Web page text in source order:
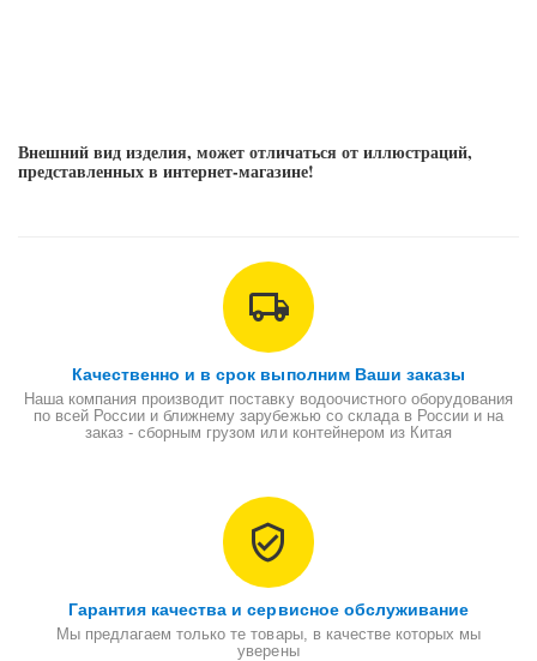
Внешний вид изделия, может отличаться от иллюстраций,
представленных в интернет-магазине!
Качественно и в срок выполним Ваши заказы
Наша компания производит поставку водоочистного оборудования
по всей России и ближнему зарубежью со склада в России и на
заказ - сборным грузом или контейнером из Китая
Гарантия качества и сервисное обслуживание
Мы предлагаем только те товары, в качестве которых мы
уверены